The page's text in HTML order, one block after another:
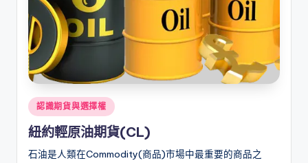
Posted
in
認識期貨與選擇權
紐約輕原油期貨(CL)
石油是人類在Commodity(商品)市場中最重要的商品之